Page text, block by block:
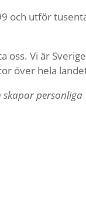
och utför
oss. Vi är
över hela
personliga